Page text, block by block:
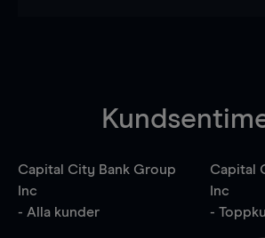
Capital City Bank Group
Inc
- Alla kunder
Capital
Inc
-